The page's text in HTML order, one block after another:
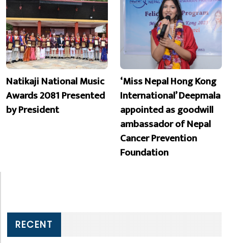
Natikaji National Music
Awards 2081 Presented
by President
‘Miss Nepal Hong Kong
International’ Deepmala
appointed as goodwill
ambassador of Nepal
Cancer Prevention
Foundation
RECENT